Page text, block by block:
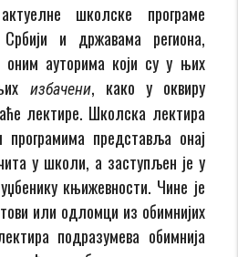
школске програме
и државама региона,
оним ауторима који су у њих
избачени, како у оквиру
лектире. Школска лектира
програмима представља онај
у школи, а заступљен је у
књижевности. Чине је
или одломци из обимнијих
подразумева обимнија